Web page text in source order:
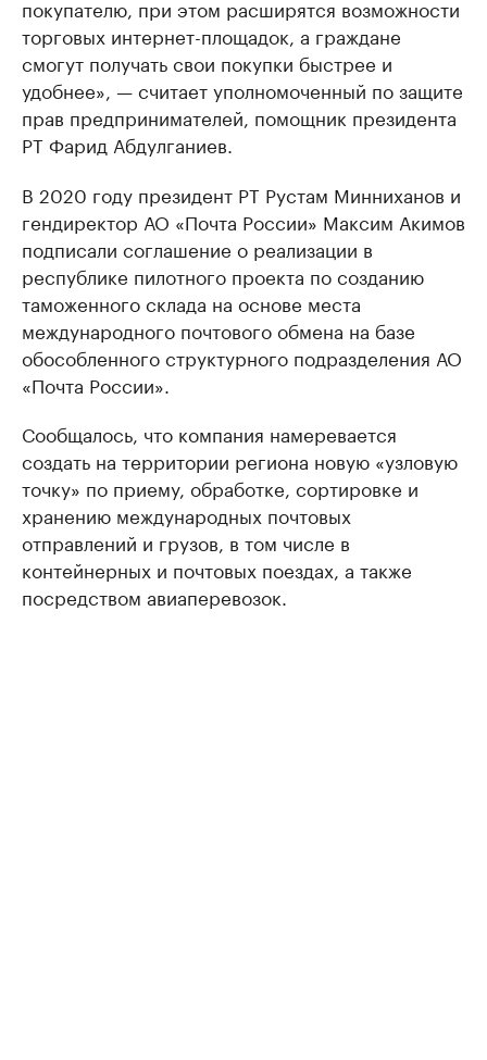
покупателю, при этом расширятся возможности
торговых интернет-площадок, а граждане
смогут получать свои покупки быстрее и
удобнее», — считает уполномоченный по защите
прав предпринимателей, помощник президента
РТ Фарид Абдулганиев.
В 2020 году президент РТ Рустам Минниханов и
гендиректор АО «Почта России» Максим Акимов
подписали соглашение о реализации в
республике пилотного проекта по созданию
таможенного склада на основе места
международного почтового обмена на базе
обособленного структурного подразделения АО
«Почта России».
Сообщалось, что компания намеревается
создать на территории региона новую «узловую
точку» по приему, обработке, сортировке и
хранению международных почтовых
отправлений и грузов, в том числе в
контейнерных и почтовых поездах, а также
посредством авиаперевозок.